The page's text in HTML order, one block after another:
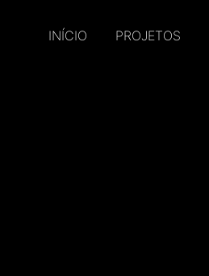
INÍCIO PROJETOS